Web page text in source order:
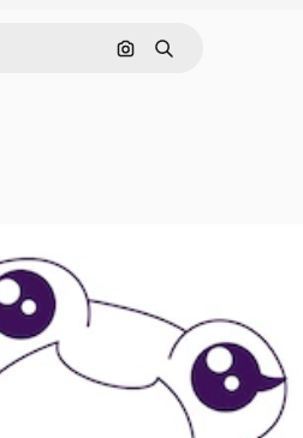
Поиск по изображению
Поиск